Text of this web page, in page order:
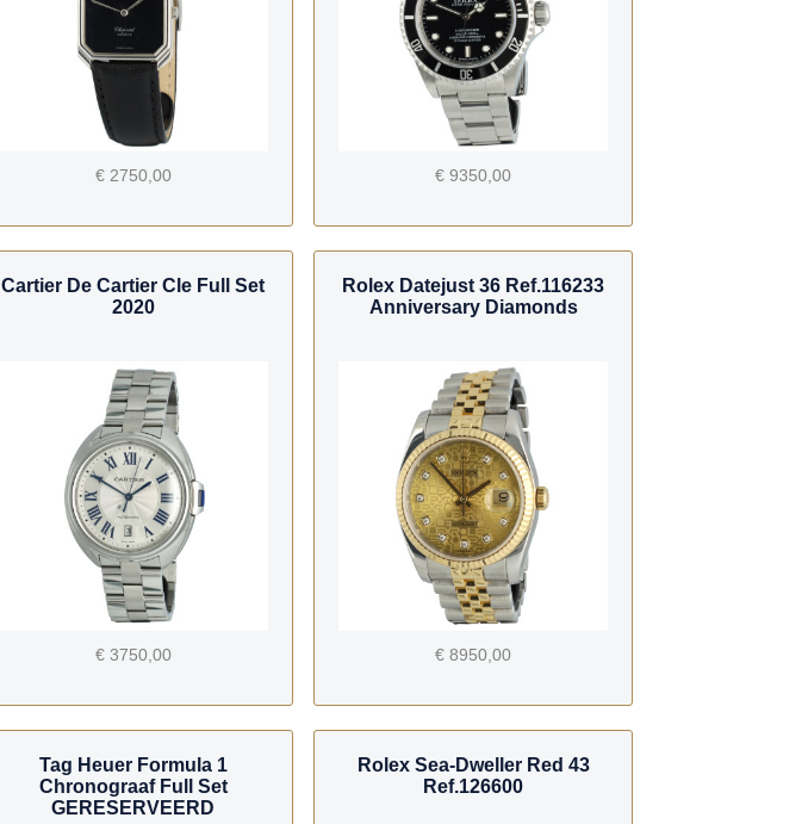
€ 2750,00 € 9350,00
Cartier De Cartier Cle Full Set
2020
€ 3750,00
Rolex Datejust 36 Ref.116233
Anniversary Diamonds
€ 8950,00
Tag Heuer Formula 1
Chronograaf Full Set
GERESERVEERD
Rolex Sea-Dweller Red 43
Ref.126600